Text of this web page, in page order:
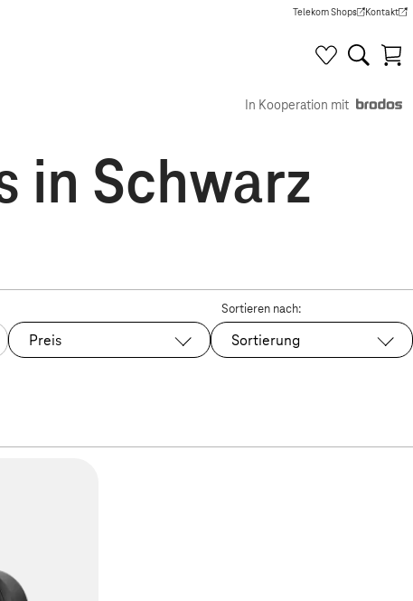
Telekom Shops
(Wird in einem neuen Tab
Kontakt
(Wird in
In Kooperation mit
in Schwarz
Preis
Sortieren nach:
Sortierung